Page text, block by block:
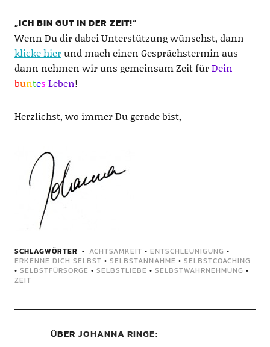
„ICH BIN GUT IN DER ZEIT!“
Wenn Du dir dabei Unterstützung wünschst, dann
klicke hierund mach einen Gesprächstermin aus –
dann nehmen wir uns gemeinsam Zeit fürDein
buntes Leben!
Herzlichst, wo immer Du gerade bist,
SCHLAGWÖRTER ACHTSAMKEIT • ENTSCHLEUNIGUNG •
ERKENNE DICH SELBST • SELBSTANNAHME • SELBSTCOACHING
• SELBSTFÜRSORGE • SELBSTLIEBE • SELBSTWAHRNEHMUNG •
ZEIT
ÜBER JOHANNA RINGE